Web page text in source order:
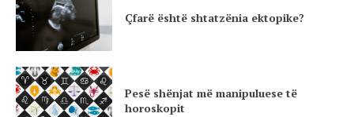
Çfarë është shtatzënia ektopike?
Pesë shënjat më manipuluese të
horoskopit